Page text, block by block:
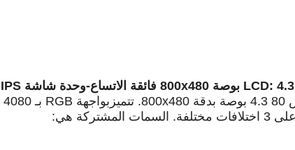
: 4.3 بوصة 800x480 فائقة الاتساع -وحدة شاشة LCD TFT IPS بدرجة حرارة
80 بوصة بدقة 800x480. تتميز بواجهة RGB بـ 40 80
السمات المشتركة هي: